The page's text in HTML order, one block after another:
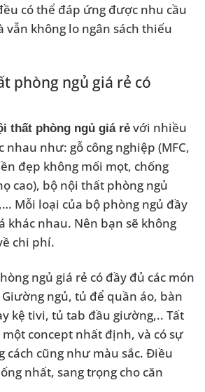
có thể đáp ứng được nhu cầu
vẫn không lo ngân sách thiếu
phòng ngủ giá rẻ có
thất phòng ngủ giá rẻ với nhiều
nhau như: gỗ công nghiệp (MFC,
đẹp không mối mọt, chống
cao), bộ nội thất phòng ngủ
Mỗi loại của bộ phòng ngủ đầy
khác nhau. Nên bạn sẽ không
chi phí.
ngủ giá rẻ có đầy đủ các món
ngủ, tủ để quần áo, bàn
kệ tivi, tủ tab đầu giường,.. Tất
concept nhất định, và có sự
cách cũng như màu sắc. Điều
nhất, sang trọng cho căn